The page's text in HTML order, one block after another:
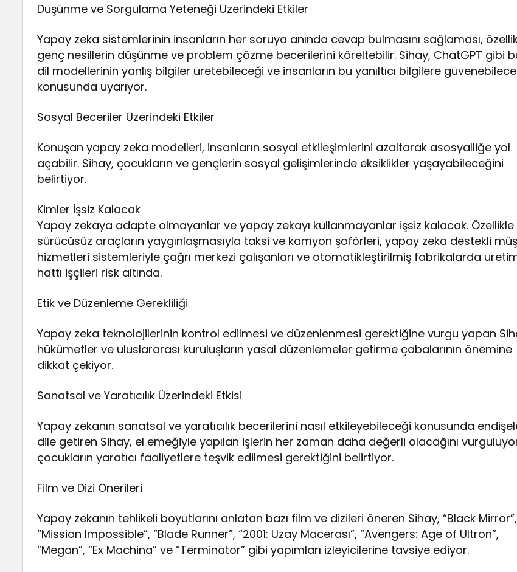
Düşünme ve Sorgulama Yeteneği Üzerindeki Etkiler
Yapay zeka sistemlerinin insanların her soruya anında cevap bulmasını sağlaması,
genç nesillerin düşünme ve problem çözme becerilerini köreltebilir. Sihay, ChatGPT gibi
dil modellerinin yanlış bilgiler üretebileceği ve insanların bu yanıltıcı bilgilere
konusunda uyarıyor.
Sosyal Beceriler Üzerindeki Etkiler
Konuşan yapay zeka modelleri, insanların sosyal etkileşimlerini azaltarak asosyalliğe yol
açabilir. Sihay, çocukların ve gençlerin sosyal gelişimlerinde eksiklikler yaşayabileceğini
belirtiyor.
Kimler İşsiz Kalacak
Yapay zekaya adapte olmayanlar ve yapay zekayı kullanmayanlar işsiz kalacak. Özellikle
sürücüsüz araçların yaygınlaşmasıyla taksi ve kamyon şoförleri, yapay zeka destekli
hizmetleri sistemleriyle çağrı merkezi çalışanları ve otomatikleştirilmiş fabrikalarda
hattı işçileri risk altında.
Etik ve Düzenleme Gerekliliği
Yapay zeka teknolojilerinin kontrol edilmesi ve düzenlenmesi gerektiğine vurgu yapan
hükümetler ve uluslararası kuruluşların yasal düzenlemeler getirme çabalarının önemine
dikkat çekiyor.
Sanatsal ve Yaratıcılık Üzerindeki Etkisi
Yapay zekanın sanatsal ve yaratıcılık becerilerini nasıl etkileyebileceği konusunda
dile getiren Sihay, el emeğiyle yapılan işlerin her zaman daha değerli olacağını
çocukların yaratıcı faaliyetlere teşvik edilmesi gerektiğini belirtiyor.
Film ve Dizi Önerileri
Yapay zekanın tehlikeli boyutlarını anlatan bazı film ve dizileri öneren Sihay, “Black Mirror”,
“Mission Impossible”, “Blade Runner”, “2001: Uzay Macerası”, “Avengers: Age of Ultron”,
“Megan”, “Ex Machina” ve “Terminator” gibi yapımları izleyicilerine tavsiye ediyor.